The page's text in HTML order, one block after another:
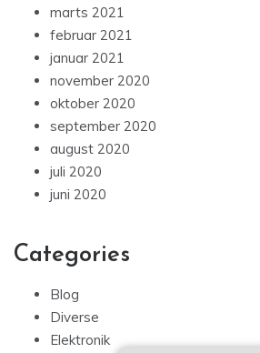
marts 2021
februar 2021
januar 2021
november 2020
oktober 2020
september 2020
august 2020
juli 2020
juni 2020
Categories
Blog
Diverse
Elektronik